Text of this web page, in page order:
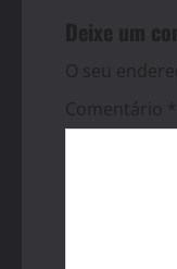
n
a
v
Deixe um
O seu
Comentário *